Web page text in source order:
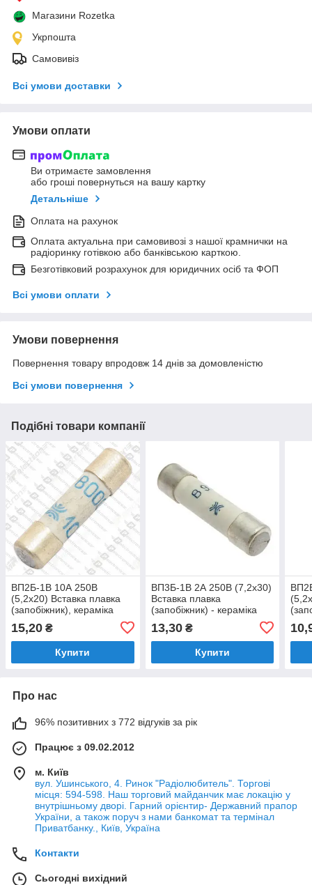
Магазини Rozetka
Укрпошта
Самовивіз
Всі умови доставки
Умови оплати
Ви отримаєте замовлення
або гроші повернуться на вашу картку
Детальніше
Оплата на рахунок
Оплата актуальна при самовивозі з нашої крамнички на
радіоринку готівкою або банківською карткою.
Безготівковий розрахунок для юридичних осіб та ФОП
Всі умови оплати
Умови повернення
Повернення товару впродовж 14 днів за домовленістю
Всі умови повернення
Подібні товари компанії
ВП2Б-1В 10А 250В
(5,2x20) Вставка плавка
(запобіжник), кераміка
15,20 ₴
Купити
ВП3Б-1В 2А 250В (7,2x30)
Вставка плавка
(запобіжник) - кераміка
13,30₴
Купити
Про нас
96% позитивних з 772 відгуків за рік
Працює з 09.02.2012
м. Київ
вул. Ушинського, 4. Ринок "Радіолюбитель". Торгові
місця: 594-598. Наш торговий майданчик має локацію у
внутрішньому дворі. Гарний орієнтир- Державний прапор
України, а також поруч з нами банкомат та термінал
Приватбанку., Київ, Україна
Контакти
Сьогодні вихідний